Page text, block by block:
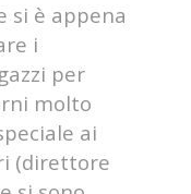
si è appena
i
per
molto
ai
(direttore